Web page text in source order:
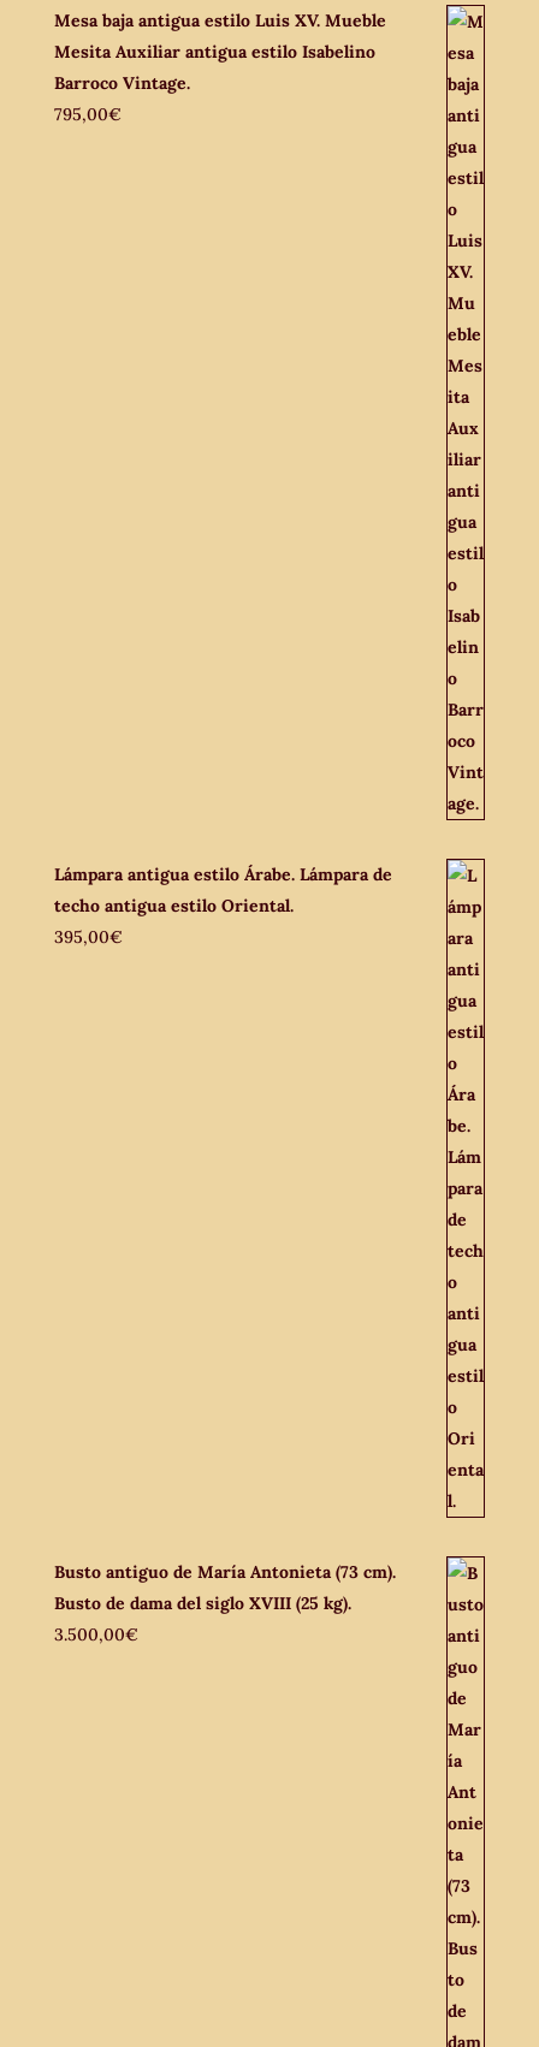
Mesa baja antigua estilo Luis XV. Mueble
Mesita Auxiliar antigua estilo Isabelino
Barroco Vintage.
795,00€
Lámpara antigua estilo Árabe. Lámpara de
techo antigua estilo Oriental.
395,00€
Busto antiguo de María Antonieta (73 cm).
Busto de dama del siglo XVIII (25 kg).
3.500,00€